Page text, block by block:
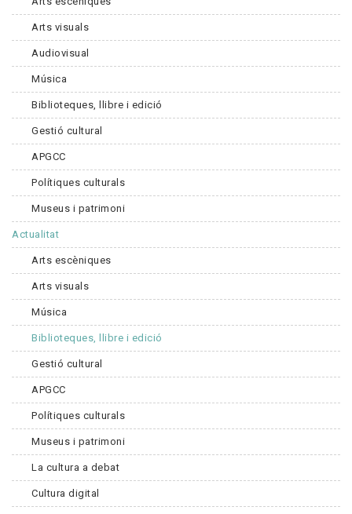
Arts visuals
Audiovisual
Música
Biblioteques, llibre i edició
Gestió cultural
APGCC
Polítiques culturals
Museus i patrimoni
Actualitat
Arts escèniques
Arts visuals
Música
Biblioteques, llibre i edició
Gestió cultural
APGCC
Polítiques culturals
Museus i patrimoni
La cultura a debat
Cultura digital